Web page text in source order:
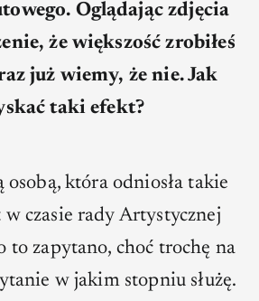
Oglądając zdjęcia
że większość zrobiłeś
już wiemy, że nie. Jak
taki efekt?
osobą, która odniosła takie
czasie rady Artystycznej
to zapytano, choć trochę na
w jakim stopniu służę.